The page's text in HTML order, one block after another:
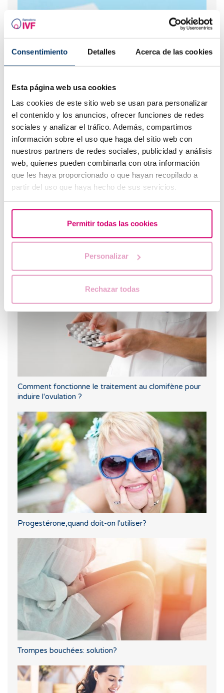
Consentimiento Detalles Acerca de las cookies
Esta página web usa cookies
Las cookies de este sitio web se usan para personalizar
el contenido y los anuncios, ofrecer funciones de redes
sociales y analizar el tráfico. Además, compartimos
información sobre el uso que haga del sitio web con
nuestros partners de redes sociales, publicidad y análisis
web, quienes pueden combinarla con otra información
que les haya proporcionado o que hayan recopilado a
partir del uso que haya hecho de sus servicios.
Permitir todas las cookies
Personalizar
Rechazar todas
Jours fertiles de la femme : quand a lieu l'ovulation et
comment les calculer
Comment fonctionne le traitement au clomifène pour
induire l'ovulation ?
Progestérone,quand doit-on l'utiliser?
Trompes bouchées: solution?